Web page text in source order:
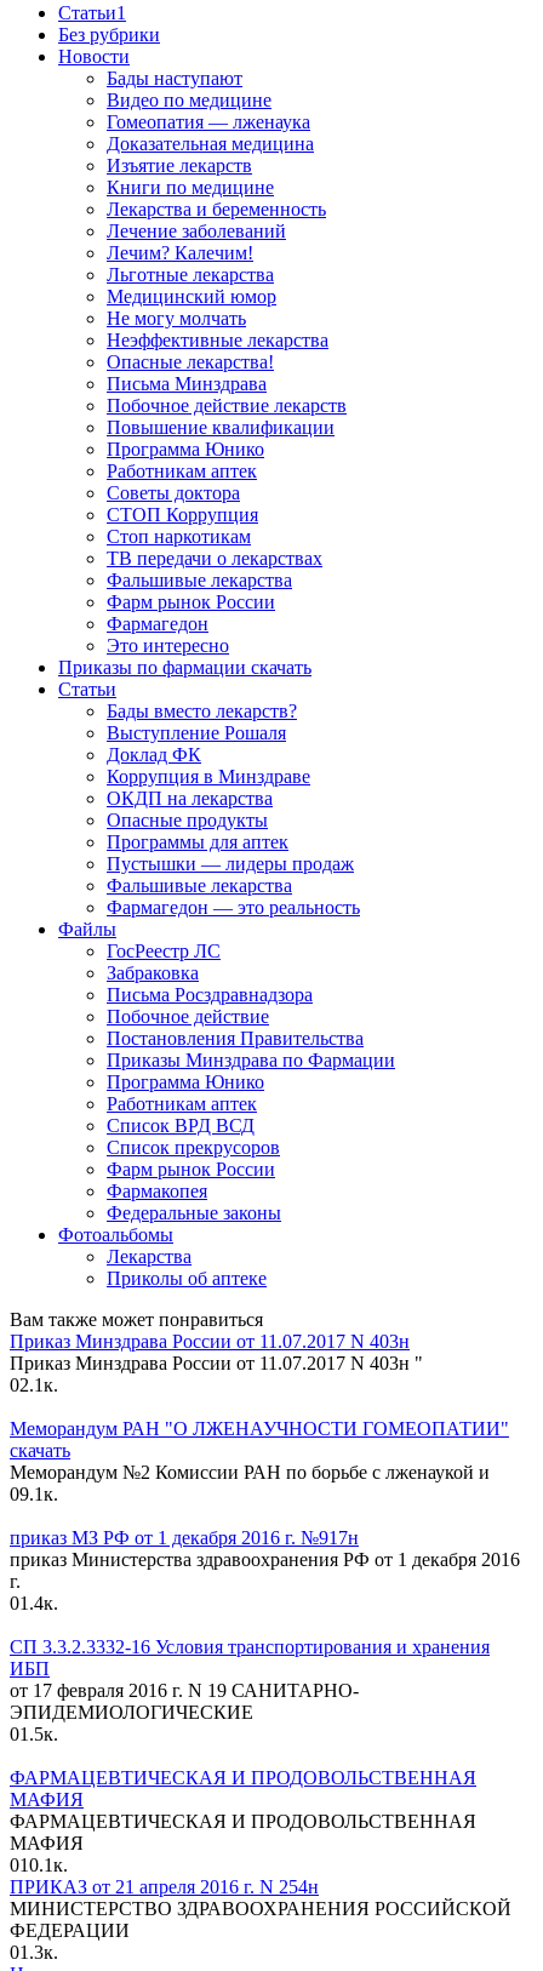
Cтатьи1
Без рубрики
Новости
Бады наступают
Видео по медицине
Гомеопатия — лженаука
Доказательная медицина
Изъятие лекарств
Книги по медицине
Лекарства и беременность
Лечение заболеваний
Лечим? Калечим!
Льготные лекарства
Медицинский юмор
Не могу молчать
Неэффективные лекарства
Опасные лекарства!
Письма Минздрава
Побочное действие лекарств
Повышение квалификации
Программа Юнико
Работникам аптек
Советы доктора
СТОП Коррупция
Стоп наркотикам
ТВ передачи о лекарствах
Фальшивые лекарства
Фарм рынок России
Фармагедон
Это интересно
Приказы по фармации скачать
Статьи
Бады вместо лекарств?
Выступление Рошаля
Доклад ФК
Коррупция в Минздраве
ОКДП на лекарства
Опасные продукты
Программы для аптек
Пустышки — лидеры продаж
Фальшивые лекарства
Фармагедон — это реальность
Файлы
ГосРеестр ЛС
Забраковка
Письма Росздравнадзора
Побочное действие
Постановления Правительства
Приказы Минздрава по Фармации
Программа Юнико
Работникам аптек
Список ВРД ВСД
Список прекрусоров
Фарм рынок России
Фармакопея
Федеральные законы
Фотоальбомы
Лекарства
Приколы об аптеке
Вам также может понравиться
Приказ Минздрава России от 11.07.2017 N 403н
Приказ Минздрава России от 11.07.2017 N 403н "
02.1к.
Меморандум РАН "О ЛЖЕНАУЧНОСТИ ГОМЕОПАТИИ"
скачать
Меморандум №2 Комиссии РАН по борьбе с лженаукой и
09.1к.
приказ МЗ РФ от 1 декабря 2016 г. №917н
приказ Министерства здравоохранения РФ от 1 декабря 2016
г.
01.4к.
СП 3.3.2.3332-16 Условия транспортирования и хранения
ИБП
от 17 февраля 2016 г. N 19 САНИТАРНО-
ЭПИДЕМИОЛОГИЧЕСКИЕ
01.5к.
ФАРМАЦЕВТИЧЕСКАЯ И ПРОДОВОЛЬСТВЕННАЯ
МАФИЯ
ФАРМАЦЕВТИЧЕСКАЯ И ПРОДОВОЛЬСТВЕННАЯ
МАФИЯ
010.1к.
ПРИКАЗ от 21 апреля 2016 г. N 254н
МИНИСТЕРСТВО ЗДРАВООХРАНЕНИЯ РОССИЙСКОЙ
ФЕДЕРАЦИИ
01.3к.